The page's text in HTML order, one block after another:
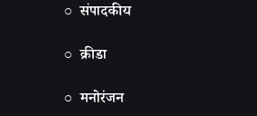
○ संपादकीय
○ क्रीडा
○ मनोरंजन